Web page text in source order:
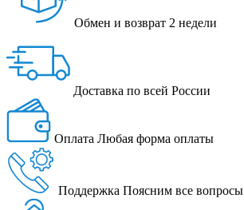
Обмен и возврат 2 недели
Доставка по всей России
Оплата Любая форма оплаты
Поддержка Поясним все вопросы